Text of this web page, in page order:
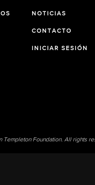
NOTICIAS
CONTACTO
INICIAR SESIÓN
Templeton Foundation. All rights